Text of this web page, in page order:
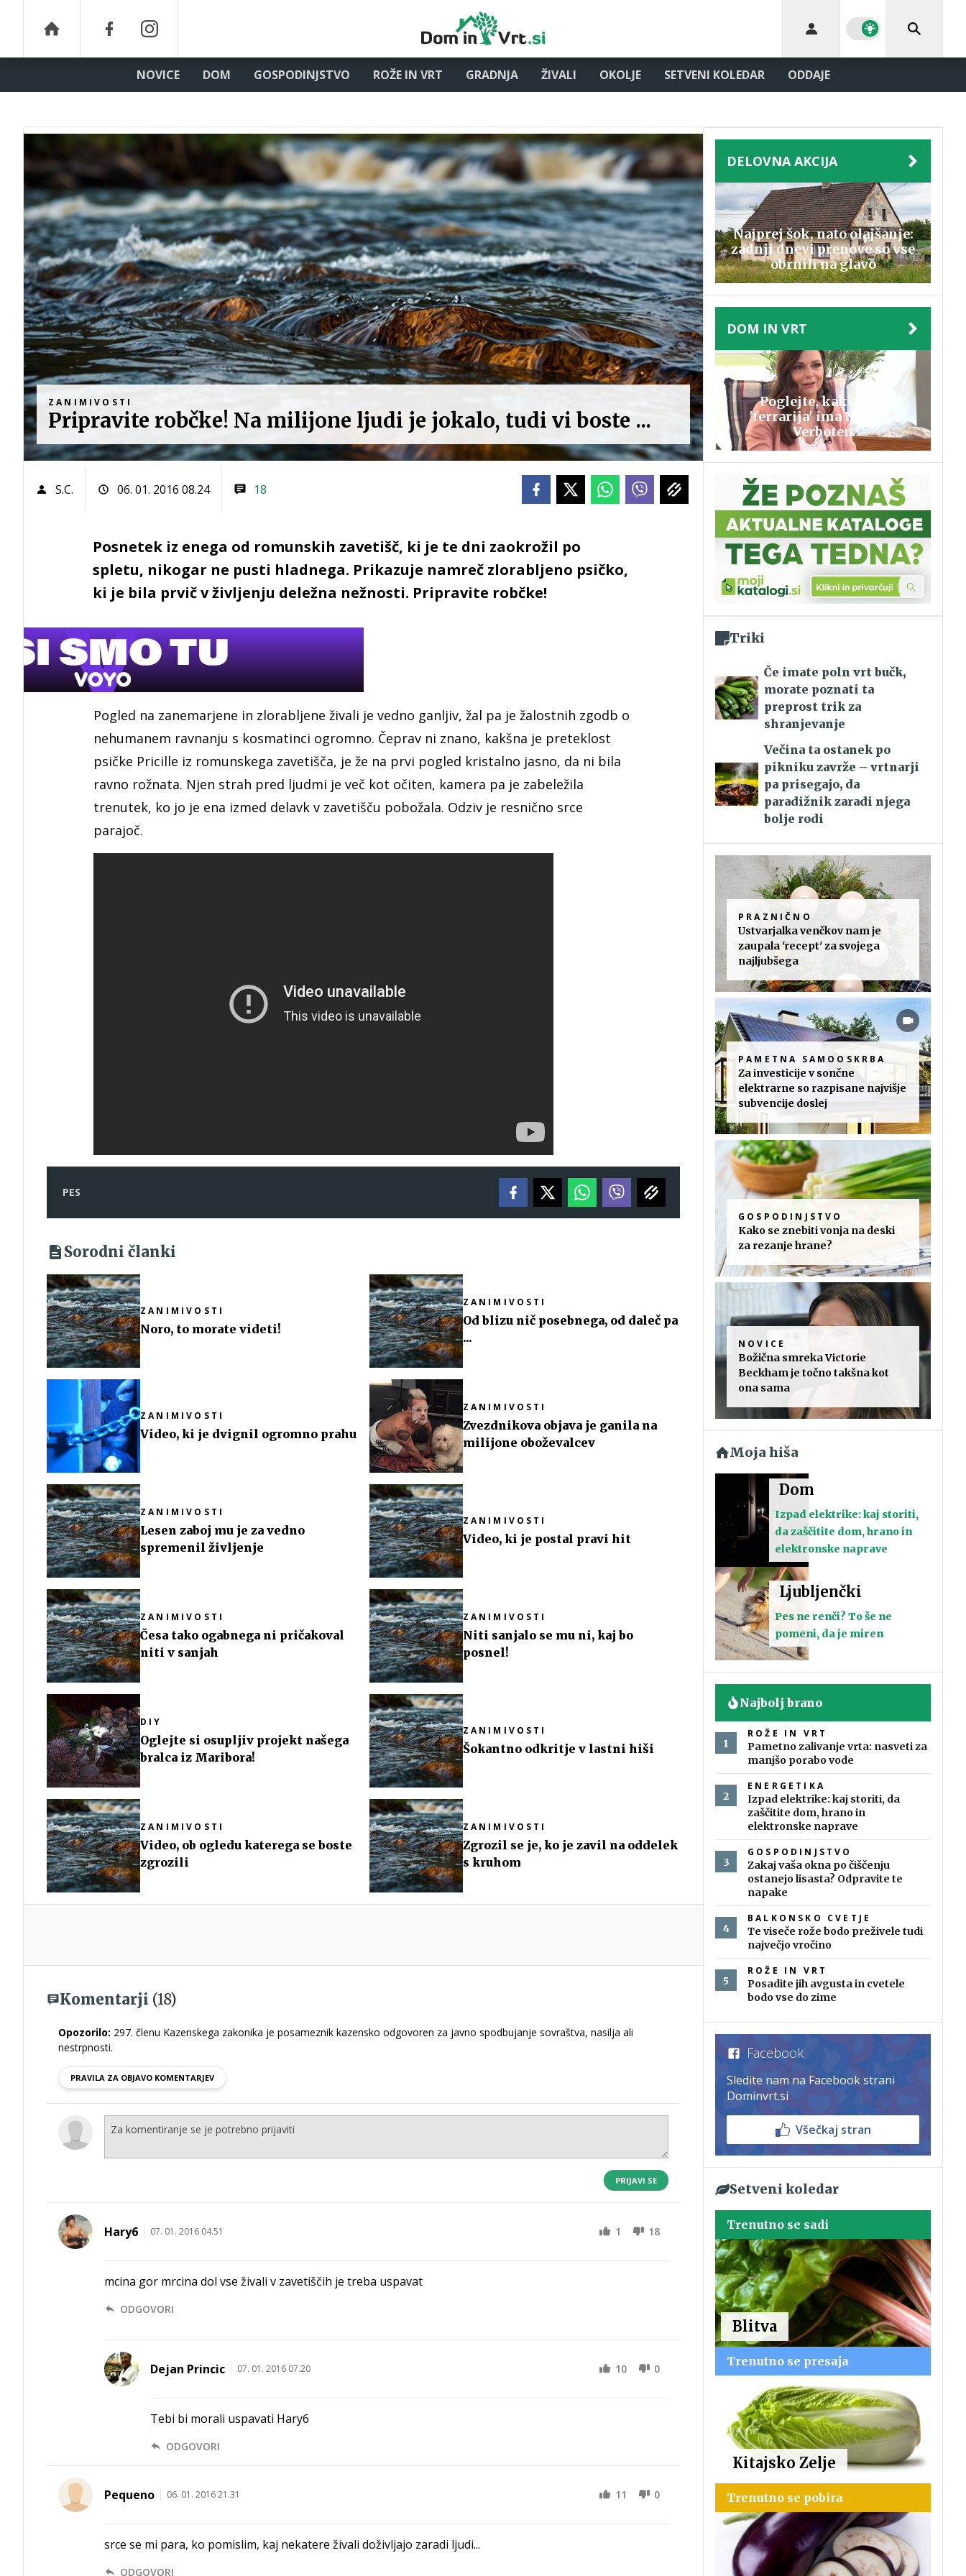
NOVICE DOM GOSPODINJSTVO ROŽE IN VRT GRADNJA ŽIVALI OKOLJE SETVENI KOLEDAR ODDAJE
ZANIMIVOSTI
Pripravite robčke! Na milijone ljudi je jokalo, tudi vi boste ...
S.C. 06. 01. 2016 08.24 18
Posnetek iz enega od romunskih zavetišč, ki je te dni zaokrožil po
spletu, nikogar ne pusti hladnega. Prikazuje namreč zlorabljeno psičko,
ki je bila prvič v življenju deležna nežnosti. Pripravite robčke!
Pogled na zanemarjene in zlorabljene živali je vedno ganljiv, žal pa je žalostnih zgodb o
nehumanem ravnanju s kosmatinci ogromno. Čeprav ni znano, kakšna je preteklost
psičke Pricille iz romunskega zavetišča, je že na prvi pogled kristalno jasno, da ni bila
ravno rožnata. Njen strah pred ljudmi je več kot očiten, kamera pa je zabeležila
trenutek, ko jo je ena izmed delavk v zavetišču pobožala. Odziv je resnično srce
parajoč.
PES
Sorodni članki
ZANIMIVOSTI
Noro, to morate videti!
ZANIMIVOSTI
Od blizu nič posebnega, od daleč pa
...
ZANIMIVOSTI
Video, ki je dvignil ogromno prahu
ZANIMIVOSTI
Zvezdnikova objava je ganila na
milijone oboževalcev
ZANIMIVOSTI
Lesen zaboj mu je za vedno
spremenil življenje
ZANIMIVOSTI
Video, ki je postal pravi hit
ZANIMIVOSTI
Česa tako ogabnega ni pričakoval
niti v sanjah
ZANIMIVOSTI
Niti sanjalo se mu ni, kaj bo
posnel!
DIY
Oglejte si osupljiv projekt našega
bralca iz Maribora!
ZANIMIVOSTI
Šokantno odkritje v lastni hiši
ZANIMIVOSTI
Video, ob ogledu katerega se boste
zgrozili
ZANIMIVOSTI
Zgrozil se je, ko je zavil na oddelek
s kruhom
Komentarji (18)
Opozorilo: 297. členu Kazenskega zakonika je posameznik kazensko odgovoren za javno spodbujanje sovraštva, nasilja ali
nestrpnosti.
PRAVILA ZA OBJAVO KOMENTARJEV
PRIJAVI SE
Hary6 07. 01. 2016 04.51 1 18
mcina gor mrcina dol vse živali v zavetiščih je treba uspavat
ODGOVORI
Dejan Princic 07. 01. 2016 07.20 10 0
Tebi bi morali uspavati Hary6
ODGOVORI
Pequeno 06. 01. 2016 21.31 11 0
srce se mi para, ko pomislim, kaj nekatere živali doživljajo zaradi ljudi...
ODGOVORI
DELOVNA AKCIJA
Najprej šok, nato olajšanje:
zadnji dnevi prenove so vse
obrnili na glavo
DOM IN VRT
Poglejte, kakšnega
'ferrarija' ima Natalija
Verboten
Triki
Če imate poln vrt bučk,
morate poznati ta
preprost trik za
shranjevanje
Večina ta ostanek po
pikniku zavrže – vrtnarji
pa prisegajo, da
paradižnik zaradi njega
bolje rodi
PRAZNIČNO
Ustvarjalka venčkov nam je
zaupala 'recept' za svojega
najljubšega
PAMETNA SAMOOSKRBA
Za investicije v sončne
elektrarne so razpisane najvišje
subvencije doslej
GOSPODINJSTVO
Kako se znebiti vonja na deski
za rezanje hrane?
NOVICE
Božična smreka Victorie
Beckham je točno takšna kot
ona sama
Moja hiša
Dom
Izpad elektrike: kaj storiti,
da zaščitite dom, hrano in
elektronske naprave
Ljubljenčki
Pes ne renči? To še ne
pomeni, da je miren
Najbolj brano
ROŽE IN VRT
Pametno zalivanje vrta: nasveti za
manjšo porabo vode
ENERGETIKA
Izpad elektrike: kaj storiti, da
zaščitite dom, hrano in
elektronske naprave
GOSPODINJSTVO
Zakaj vaša okna po čiščenju
ostanejo lisasta? Odpravite te
napake
BALKONSKO CVETJE
Te viseče rože bodo preživele tudi
največjo vročino
ROŽE IN VRT
Posadite jih avgusta in cvetele
bodo vse do zime
Facebook
Sledite nam na Facebook strani
Dominvrt.si
Všečkaj stran
Setveni koledar
Trenutno se sadi
Blitva
Trenutno se presaja
Kitajsko Zelje
Trenutno se pobira